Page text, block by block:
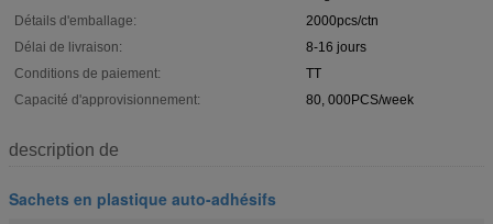
Détails d'emballage:
2000pcs/ctn
Délai de livraison:
8-16 jours
Conditions de paiement:
TT
Capacité d'approvisionnement:
80, 000PCS/week
description de
Sachets en plastique auto-adhésifs